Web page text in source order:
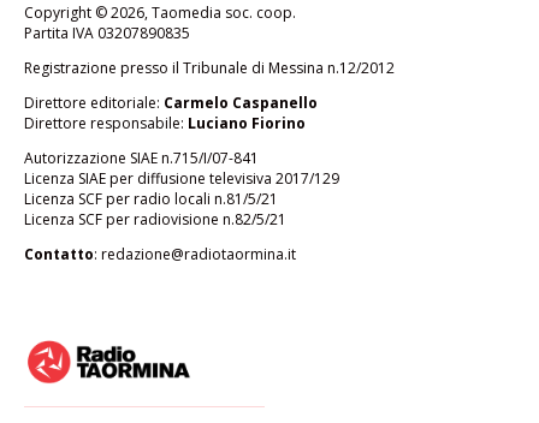
Copyright © 2026, Taomedia soc. coop.
Partita IVA 03207890835
Registrazione presso il Tribunale di Messina n.12/2012
Direttore editoriale: Carmelo Caspanello
Direttore responsabile: Luciano Fiorino
Autorizzazione SIAE n.715/I/07-841
Licenza SIAE per diffusione televisiva 2017/129
Licenza SCF per radio locali n.81/5/21
Licenza SCF per radiovisione n.82/5/21
Contatto: redazione@radiotaormina.it